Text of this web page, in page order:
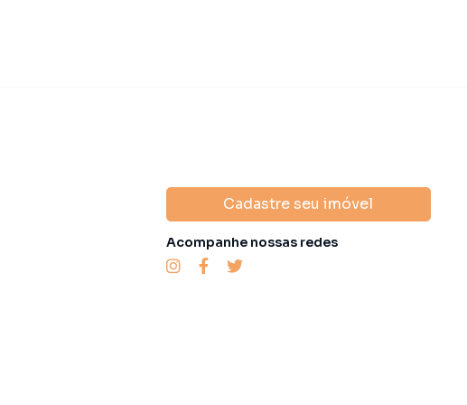
Cadastre seu imóvel
Acompanhe nossas redes